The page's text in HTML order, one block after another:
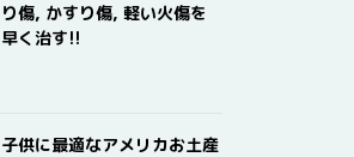
り傷, かすり傷, 軽い火傷を
早く治す!!
子供に最適なアメリカお土産